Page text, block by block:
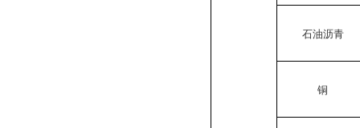
石油沥青
铜